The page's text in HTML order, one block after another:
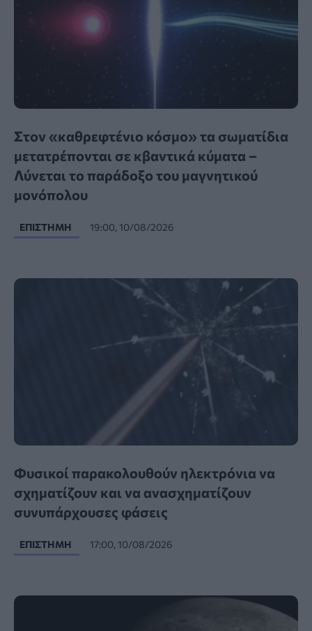
Στον «καθρεφτένιο κόσμο» τα σωματίδια
μετατρέπονται σε κβαντικά κύματα –
Λύνεται το παράδοξο του μαγνητικού
μονόπολου
ΕΠΙΣΤΉΜΗ 19:00, 10/08/2026
Φυσικοί παρακολουθούν ηλεκτρόνια να
σχηματίζουν και να ανασχηματίζουν
συνυπάρχουσες φάσεις
ΕΠΙΣΤΉΜΗ 17:00, 10/08/2026